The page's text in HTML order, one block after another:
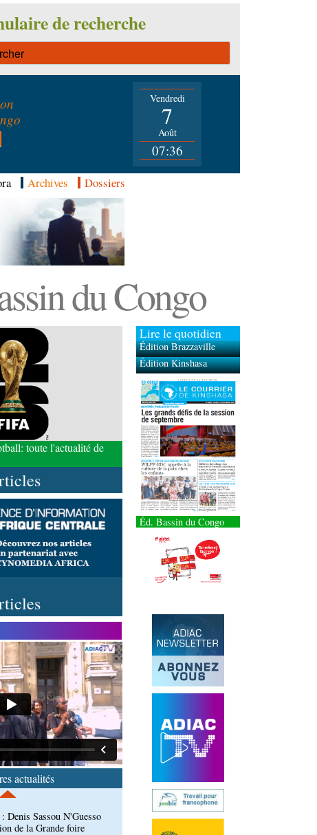
de recherche
Vendredi
7
Août
07:36
Archives Dossiers
du Congo
toute l'actualité de
actualités
des Congolais de
de la Grande foire
chercheurs
Cames
Lire le quotidien
Édition Brazzaville
Édition Kinshasa
Éd. Bassin du Congo